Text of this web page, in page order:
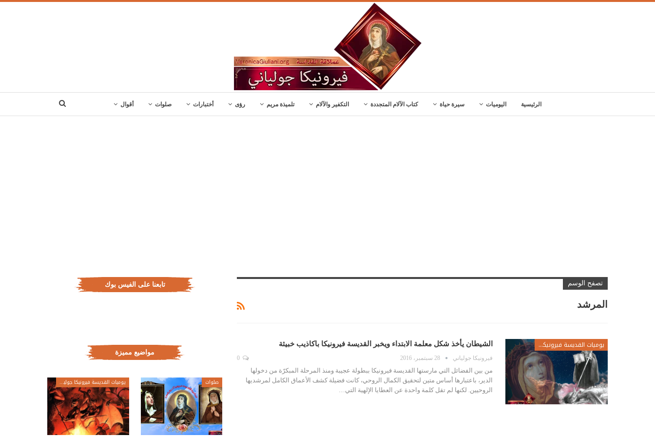
الرئيسية اليوميات سيرة حياة كتاب الآلام المتجددة التكفير والآلام تلميذة مريم رؤى أختبارات صلوات أقوال
تصفح الوسم
المرشد
يوميات القديسة فيرونيكا جولياني الشيطان يأخذ شكل معلمة الابتداء ويخبر القديسة فيرونيكا باكاذيب خبيثة
فيرونيكا جولياني 28 سبتمبر، 2016
من بين الفضائل التي مارستها القديسة فيرونيكا ببطولة عجيبة ومنذ المرحلة المبكرّة من دخولها
الدير، باعتبارها أساس متين لتحقيق الكمال الروحي، كانت فضيلة كشف الأعماق الكامل لمرشديها
الروحيين. لكنها لم تقل كلمة واحدة عن العطايا الإلهية التي…
تابعنا على الفيس بوك
مواضيع مميزة
صلوات يوميات القديسة فيرونيكا جولياني